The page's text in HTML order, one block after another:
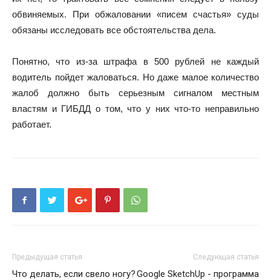
обвиняемых. При обжаловании «писем счастья» суды
обязаны исследовать все обстоятельства дела.
Понятно, что из-за штрафа в 500 рублей не каждый
водитель пойдет жаловаться. Но даже малое количество
жалоб должно быть серьезным сигналом местным
властям и ГИБДД о том, что у них что-то неправильно
работает.
Предыдущая статья
Что делать, если свело ногу?
Следующая статья
Google SketchUp - программа